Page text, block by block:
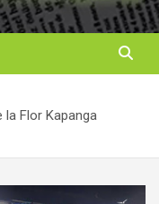
la Flor Kapanga